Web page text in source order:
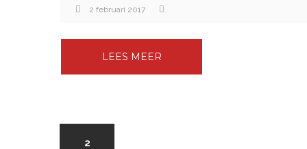
2 februari 2017
LEES MEER
2